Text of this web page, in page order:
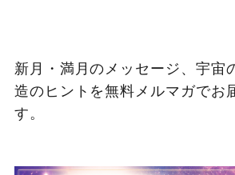
新月・満月のメッセージ、宇宙
造のヒントを無料メルマガでお
す。